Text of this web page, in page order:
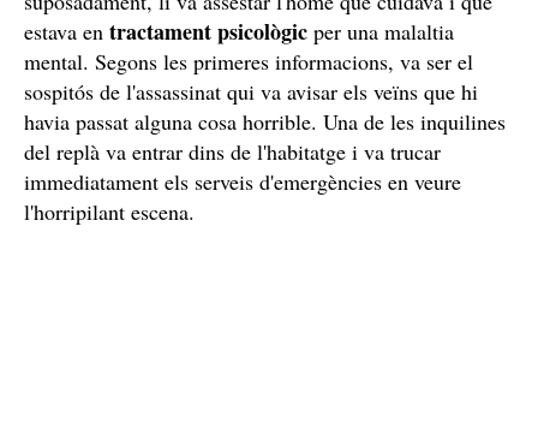
estava en tractament psicològic per una malaltia
mental. Segons les primeres informacions, va ser el
sospitós de l'assassinat qui va avisar els veïns que hi
havia passat alguna cosa horrible. Una de les inquilines
del replà va entrar dins de l'habitatge i va trucar
immediatament els serveis d'emergències en veure
l'horripilant escena.